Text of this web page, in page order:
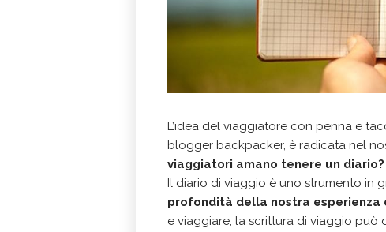
L’idea del viaggiatore con penna e
blogger backpacker, è radicata nel
viaggiatori amano tenere un diario?
Il diario di viaggio è uno strumento in
profondità della nostra esperienza
e viaggiare, la scrittura di viaggio può